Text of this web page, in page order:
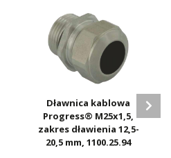
Dławnica kablowa
Progress® M25x1,5,
zakres dławienia 12,5-
20,5 mm, 1100.25.94